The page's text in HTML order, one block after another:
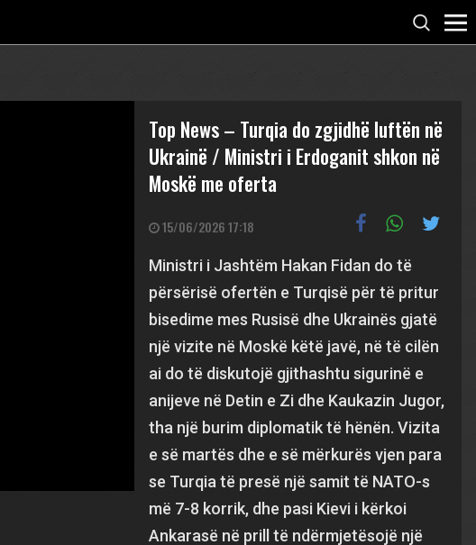
Top News – Turqia do zgjidhë luftën në
Ukrainë / Ministri i Erdoganit shkon në
Moskë me oferta
15/06/2026 17:18
Ministri i Jashtëm Hakan Fidan do të
përsërisë ofertën e Turqisë për të pritur
bisedime mes Rusisë dhe Ukrainës gjatë
një vizite në Moskë këtë javë, në të cilën
ai do të diskutojë gjithashtu sigurinë e
anijeve në Detin e Zi dhe Kaukazin Jugor,
tha një burim diplomatik të hënën. Vizita
e së martës dhe e së mërkurës vjen para
se Turqia të presë një samit të NATO-s
më 7-8 korrik, dhe pasi Kievi i kërkoi
Ankarasë në prill të ndërmjetësojë një